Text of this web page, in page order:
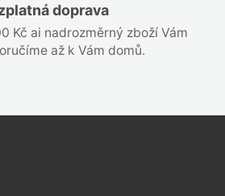
doprava
Kč ai nadrozměrný zboží Vám
až k Vám domů.